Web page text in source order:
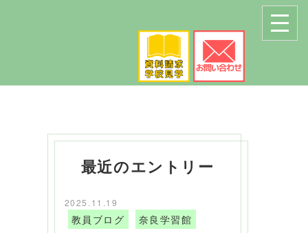
最近のエントリー
2025.11.19
教員ブログ 奈良学習館